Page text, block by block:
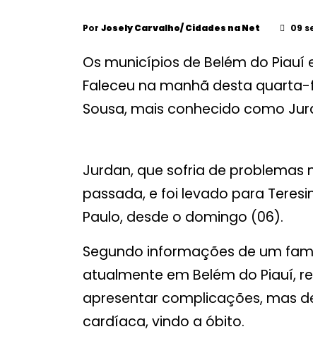
Por Josely Carvalho/ Cidades na Net 09
Os municípios de Belém do
Faleceu na manhã desta
Sousa, mais conhecido como
Jurdan, que sofria de problemas
passada, e foi levado para
Paulo, desde o domingo (06).
Segundo informações de um
atualmente em Belém do Piauí,
apresentar complicações, mas
cardíaca, vindo a óbito.